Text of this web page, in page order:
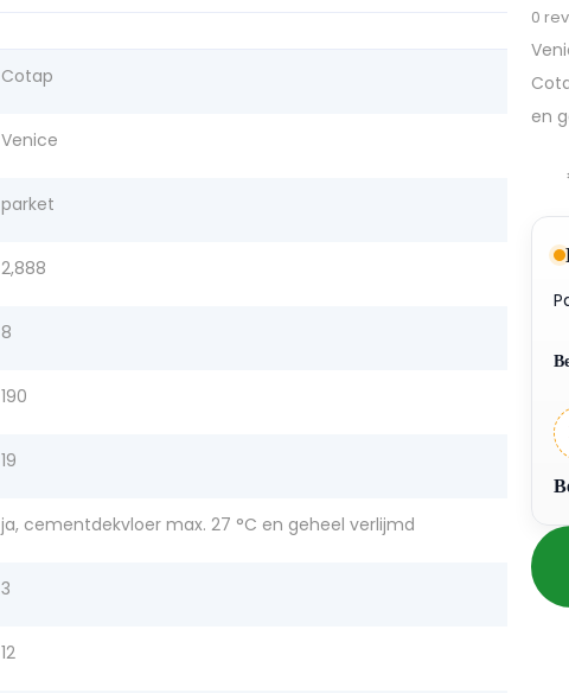
Cotap
Venice
parket
2,888
8
190
19
ja, cementdekvloer max. 27 °C en geheel verlijmd
3
12
0
en